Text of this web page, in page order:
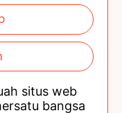
situs web
bangsa